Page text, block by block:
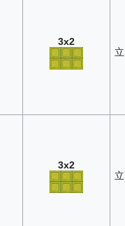
3x2
3x2